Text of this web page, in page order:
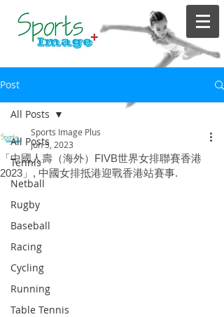
Post
All Posts
Tennis
Netball
Rugby
Baseball
Racing
Cycling
Running
Table Tennis
All Posts
「中國人壽（海外）FIVB世界女排聯賽香港
2023」, 中國女排抵港迎戰香港站賽事.
Sports Image Plus
Jun 5, 2023